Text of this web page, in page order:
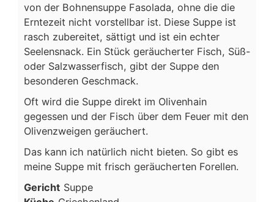
von der Bohnensuppe Fasolada, ohne die die
Erntezeit nicht vorstellbar ist. Diese Suppe ist
rasch zubereitet, sättigt und ist ein echter
Seelensnack. Ein Stück geräucherter Fisch, Süß-
oder Salzwasserfisch, gibt der Suppe den
besonderen Geschmack.
Oft wird die Suppe direkt im Olivenhain
gegessen und der Fisch über dem Feuer mit den
Olivenzweigen geräuchert.
Das kann ich natürlich nicht bieten. So gibt es
meine Suppe mit frisch geräucherten Forellen.
Gericht Suppe